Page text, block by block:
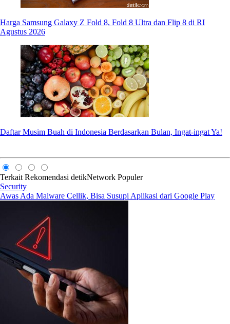
Harga Samsung Galaxy Z Fold 8, Fold 8 Ultra dan Flip 8 di RI
Agustus 2026
Daftar Musim Buah di Indonesia Berdasarkan Bulan, Ingat-ingat Ya!
Terkait Rekomendasi detikNetwork Populer
Security
Awas Ada Malware Cellik, Bisa Susupi Aplikasi dari Google Play